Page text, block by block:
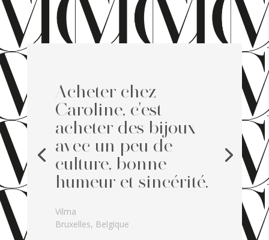
Acheter chez
Caroline, c'est
acheter des bijoux
avec un peu de
culture, bonne
humeur et sincérité.
Vilma
Bruxelles, Belgique